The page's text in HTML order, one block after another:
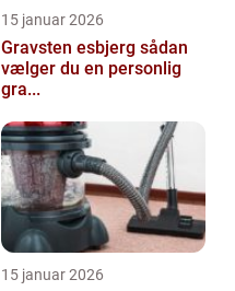
15 januar 2026
Gravsten esbjerg sådan
vælger du en personlig
gra...
15 januar 2026